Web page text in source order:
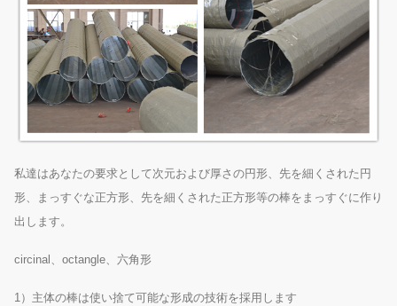
私達はあなたの要求として次元および厚さの円形、先を細くされた円
形、まっすぐな正方形、先を細くされた正方形等の棒をまっすぐに作り
出します。
circinal、octangle、六角形
1）主体の棒は使い捨て可能な形成の技術を採用します